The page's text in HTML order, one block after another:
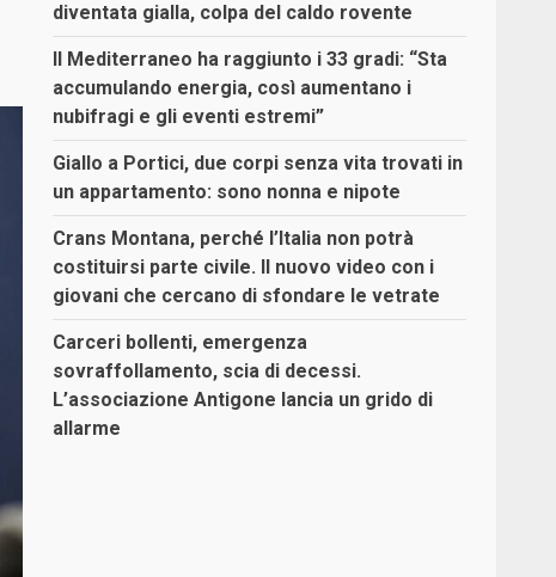
diventata gialla, colpa del caldo rovente
Il Mediterraneo ha raggiunto i 33 gradi: “Sta
accumulando energia, così aumentano i
nubifragi e gli eventi estremi”
Giallo a Portici, due corpi senza vita trovati in
un appartamento: sono nonna e nipote
Crans Montana, perché l’Italia non potrà
costituirsi parte civile. Il nuovo video con i
giovani che cercano di sfondare le vetrate
Carceri bollenti, emergenza
sovraffollamento, scia di decessi.
L’associazione Antigone lancia un grido di
allarme